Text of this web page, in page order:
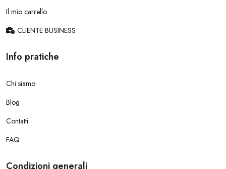
Il mio carrello
CLIENTE BUSINESS
Info pratiche
Chi siamo
Blog
Contatti
FAQ
Condizioni generali